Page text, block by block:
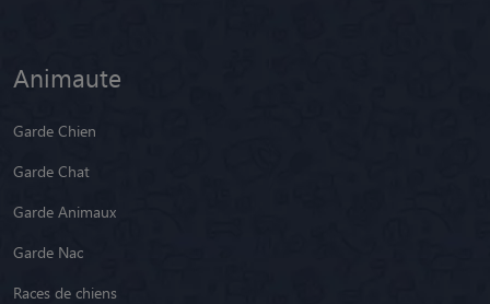
Animaute
Garde Chien
Garde Chat
Garde Animaux
Garde Nac
Races de chiens